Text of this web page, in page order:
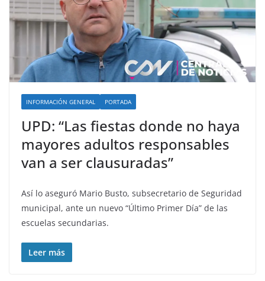
INFORMACIÓN GENERAL PORTADA
UPD: “Las fiestas donde no haya
mayores adultos responsables
van a ser clausuradas”
Así lo aseguró Mario Busto, subsecretario de Seguridad
municipal, ante un nuevo “Último Primer Día” de las
escuelas secundarias.
Leer más